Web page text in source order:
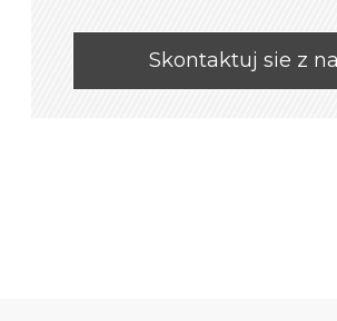
Skontaktuj sie z